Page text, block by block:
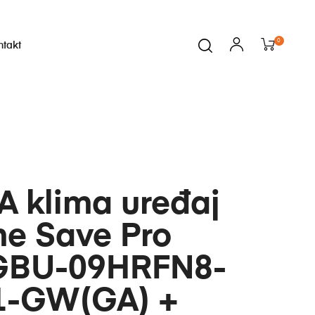
0
klima uređaj
Save Pro
09HRFN8-
GW(GA) +